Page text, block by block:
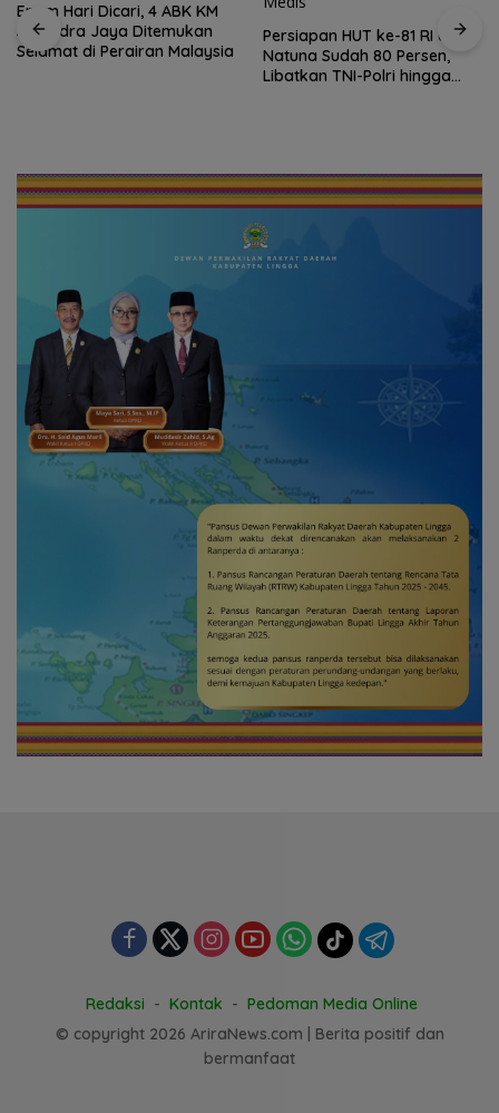
Enam Hari Dicari, 4 ABK KM
Samudra Jaya Ditemukan
Selamat di Perairan Malaysia
Persiapan HUT ke-81 RI di
Natuna Sudah 80 Persen,
Libatkan TNI-Polri hingga
Redaksi Kontak
Pedoman Media Online
© copyright 2026 AriraNews.com | Berita positif dan
bermanfaat